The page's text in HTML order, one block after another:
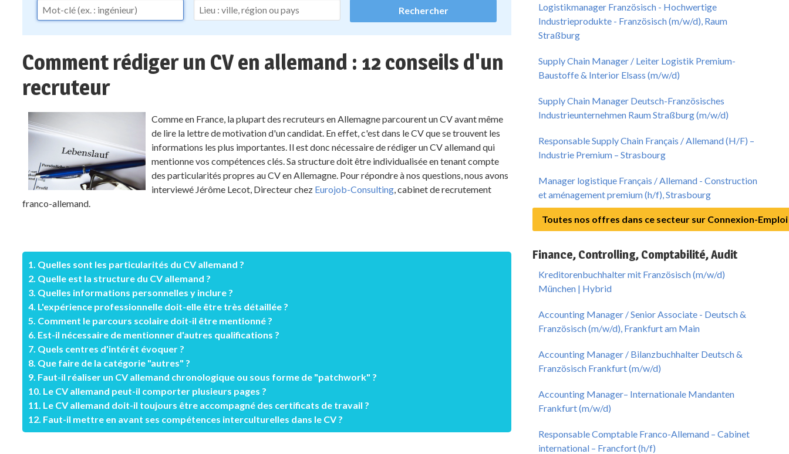
Comment rédiger un CV en allemand : 12 conseils d'un
recruteur
Comme en France, la plupart des recruteurs en Allemagne parcourent un CV avant même
de lire la lettre de motivation d'un candidat. En effet, c'est dans le CV que se trouvent les
informations les plus importantes. Il est donc nécessaire de rédiger un CV allemand qui
mentionne vos compétences clés. Sa structure doit être individualisée en tenant compte
des particularités propres au CV en Allemagne. Pour répondre à nos questions, nous avons
interviewé Jérôme Lecot, Directeur chez Eurojob-Consulting, cabinet de recrutement
franco-allemand.
1. Quelles sont les particularités du CV allemand ?
2. Quelle est la structure du CV allemand ?
3. Quelles informations personnelles y inclure ?
4. L'expérience professionnelle doit-elle être très détaillée ?
5. Comment le parcours scolaire doit-il être mentionné ?
6. Est-il nécessaire de mentionner d'autres qualifications ?
7. Quels centres d'intérêt évoquer ?
8. Que faire de la catégorie "autres" ?
9. Faut-il réaliser un CV allemand chronologique ou sous forme de "patchwork" ?
10. Le CV allemand peut-il comporter plusieurs pages ?
11. Le CV allemand doit-il toujours être accompagné des certificats de travail ?
12. Faut-il mettre en avant ses compétences interculturelles dans le CV ?
Logistikmanager Französisch - Hochwertige
Industrieprodukte - Französisch (m/w/d), Raum
Straßburg
Supply Chain Manager / Leiter Logistik Premium-
Baustoffe & Interior Elsass (m/w/d)
Supply Chain Manager Deutsch-Französisches
Industrieunternehmen Raum Straßburg (m/w/d)
Responsable Supply Chain Français / Allemand (H/F) –
Industrie Premium – Strasbourg
Manager logistique Français / Allemand - Construction
et aménagement premium (h/f), Strasbourg
Toutes nos offres dans ce secteur sur Connexion-Emploi
Finance, Controlling, Comptabilité, Audit
Kreditorenbuchhalter mit Französisch (m/w/d)
München | Hybrid
Accounting Manager / Senior Associate - Deutsch &
Französisch (m/w/d), Frankfurt am Main
Accounting Manager / Bilanzbuchhalter Deutsch &
Französisch Frankfurt (m/w/d)
Accounting Manager– Internationale Mandanten
Frankfurt (m/w/d)
Responsable Comptable Franco-Allemand – Cabinet
international – Francfort (h/f)